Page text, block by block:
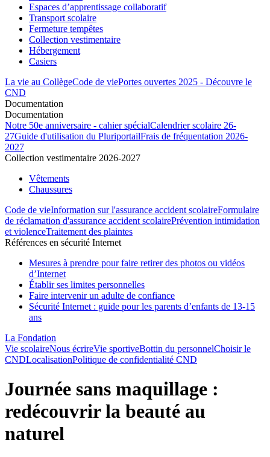
Espaces d’apprentissage collaboratif
Transport scolaire
Fermeture tempêtes
Collection vestimentaire
Hébergement
Casiers
La vie au CollègeCode de viePortes ouvertes 2025 - Découvre le
CND
Documentation
Documentation
Notre 50e anniversaire - cahier spécialCalendrier scolaire 26-
27Guide d'utilisation du PluriportailFrais de fréquentation 2026-
2027
Collection vestimentaire 2026-2027
Vêtements
Chaussures
Code de vieInformation sur l'assurance accident scolaireFormulaire
de réclamation d'assurance accident scolairePrévention intimidation
et violenceTraitement des plaintes
Références en sécurité Internet
Mesures à prendre pour faire retirer des photos ou vidéos
d’Internet
Établir ses limites personnelles
Faire intervenir un adulte de confiance
Sécurité Internet : guide pour les parents d’enfants de 13-15
ans
La Fondation
Vie scolaireNous écrireVie sportiveBottin du personnelChoisir le
CNDLocalisationPolitique de confidentialité CND
Journée sans maquillage :
redécouvrir la beauté au
naturel